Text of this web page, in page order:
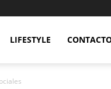
LIFESTYLE